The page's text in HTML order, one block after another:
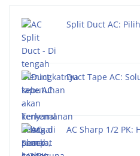
Split Duct AC:
Duct Tape AC:
AC Sharp 1/2 PK: